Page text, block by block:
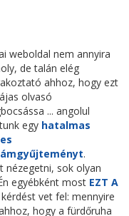
weboldal nem annyira
de talán elég
ahhoz, hogy ezt
olvasó
... angolul
egy hatalmas
.
nézegetni, sok olyan
egyébként most EZT A
vet fel: mennyire
hogy a fürdőruha